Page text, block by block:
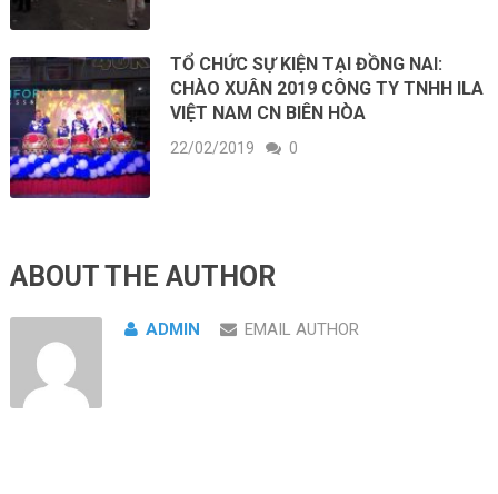
TỔ CHỨC SỰ KIỆN TẠI ĐỒNG NAI:
CHÀO XUÂN 2019 CÔNG TY TNHH ILA
VIỆT NAM CN BIÊN HÒA
22/02/2019 0
ABOUT THE AUTHOR
ADMIN EMAIL AUTHOR